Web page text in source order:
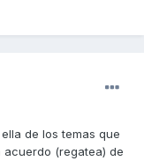
de los temas que
(regatea) de